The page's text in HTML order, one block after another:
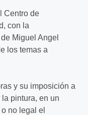
Centro de
con la
Miguel Angel
los temas a
y su imposición a
la pintura, en un
no legal el